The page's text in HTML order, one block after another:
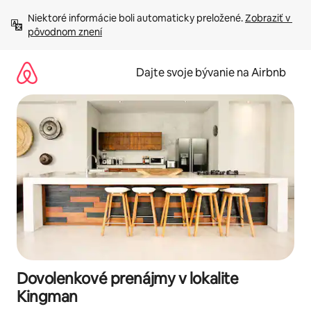
obsah.
Niektoré informácie boli automaticky preložené. Zobraziť v
pôvodnom znení
Dajte svoje bývanie na Airbnb
Dovolenkové prenájmy v lokalite
Kingman